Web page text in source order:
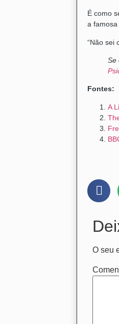
É como
a famosa
“Não sei
Se
Fontes:
A
O seu